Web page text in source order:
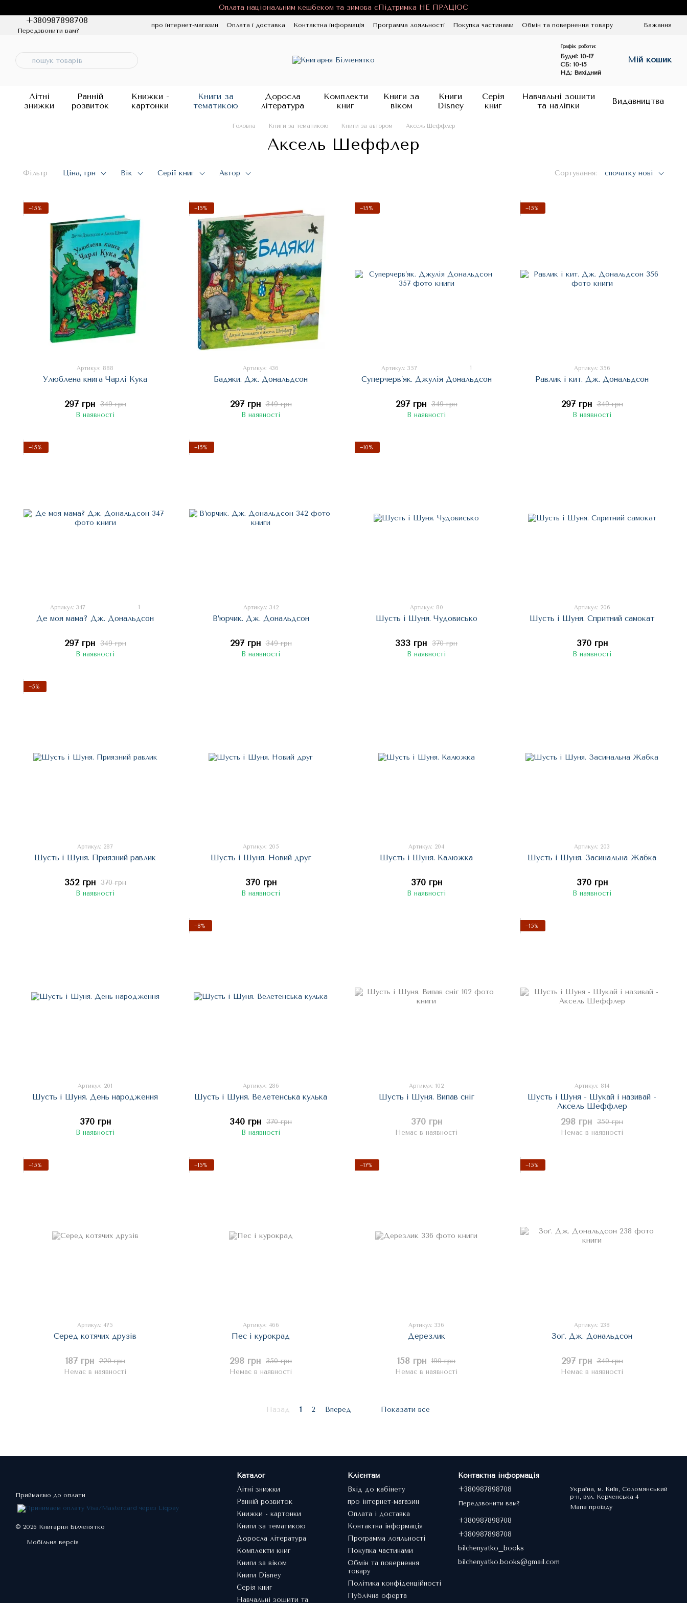
Оплата національним кешбеком та зимова єПідтримка НЕ ПРАЦЮЄ
+380987898708
Передзвонити вам?
про інтернет-магазин Оплата і доставка Контактна інформація Программа лояльності Покупка частинами
Обмін та повернення товару
Бажання
Графік роботи:
Будні: 10-17
СБ: 10-15
НД: Вихідний
Мій кошик
Літні
знижки
Ранній
розвиток
Книжки -
картонки
Книги за
тематикою
Доросла
література
Комплекти
книг
Книги за
віком
Книги
Disney
Серія
книг
Навчальні зошити
та наліпки
Видавництва
Головна Книги за тематикою Книги за автором Аксель Шеффлер
Аксель Шеффлер
Фільтр Ціна, грн Вік Серії книг Автор Сортування: спочатку нові
−15%
Артикул: 888
Улюблена книга Чарлі Кука
349 грн
297 грн
В наявності
−15%
Артикул: 436
Бадяки. Дж. Дональдсон
349 грн
297 грн
В наявності
−15%
Артикул: 357 1
Суперчерв’як. Джулія Дональдсон
349 грн
297 грн
В наявності
−15%
Артикул: 356
Равлик і кит. Дж. Дональдсон
349 грн
297 грн
В наявності
−15%
Артикул: 347 1
Де моя мама? Дж. Дональдсон
349 грн
297 грн
В наявності
−15%
Артикул: 342
В’юрчик. Дж. Дональдсон
349 грн
297 грн
В наявності
−10%
Артикул: 80
Шусть і Шуня. Чудовисько
370 грн
333 грн
В наявності
Артикул: 206
Шусть і Шуня. Спритний самокат
370 грн
В наявності
−5%
Артикул: 287
Шусть і Шуня. Приязний равлик
370 грн
352 грн
В наявності
Артикул: 205
Шусть і Шуня. Новий друг
370 грн
В наявності
Артикул: 204
Шусть і Шуня. Калюжка
370 грн
В наявності
Артикул: 203
Шусть і Шуня. Засинальна Жабка
370 грн
В наявності
Артикул: 201
Шусть і Шуня. День народження
370 грн
В наявності
−8%
Артикул: 286
Шусть і Шуня. Велетенська кулька
370 грн
340 грн
В наявності
Артикул: 102
Шусть і Шуня. Випав сніг
370 грн
Немає в наявності
−15%
Артикул: 814
Шусть і Шуня - Шукай і називай -
Аксель Шеффлер
350 грн
298 грн
Немає в наявності
−15%
Артикул: 475
Серед котячих друзів
220 грн
187 грн
Немає в наявності
−15%
Артикул: 466
Пес і курокрад
350 грн
298 грн
Немає в наявності
−17%
Артикул: 336
Дерезлик
190 грн
158 грн
Немає в наявності
−15%
Артикул: 238
Зоґ. Дж. Дональдсон
349 грн
297 грн
Немає в наявності
Назад 1 2 Вперед Показати все
Приймаємо до оплати
© 2026 Книгарня Білченятко
Мобільна версія
Каталог
Літні знижки
Ранній розвиток
Книжки - картонки
Книги за тематикою
Доросла література
Комплекти книг
Книги за віком
Книги Disney
Серія книг
Навчальні зошити та
Клієнтам
Вхід до кабінету
про інтернет-магазин
Оплата і доставка
Контактна інформація
Программа лояльності
Покупка частинами
Обмін та повернення
товару
Політика конфіденційності
Публічна оферта
Контактна інформація
+380987898708
Передзвонити вам?
+380987898708
+380987898708
bilchenyatko_books
bilchenyatko.books@gmail.com
Україна, м. Київ, Соломянський
р-н, вул. Керченська 4
Мапа проїзду